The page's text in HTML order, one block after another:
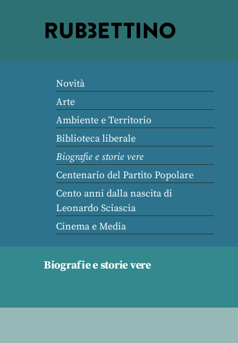
Novità
Arte
Ambiente e Territorio
Biblioteca liberale
Biografie e storie vere
Centenario del Partito Popolare
Cento anni dalla nascita di
Leonardo Sciascia
Cinema e Media
Biografie e storie vere